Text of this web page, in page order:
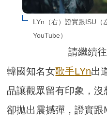
LYn（右）證實跟ISU（
YouTube）
請繼續
韓國知名女歌手LYn出
品讓觀眾留有印象，沒
卻拋出震撼彈，證實